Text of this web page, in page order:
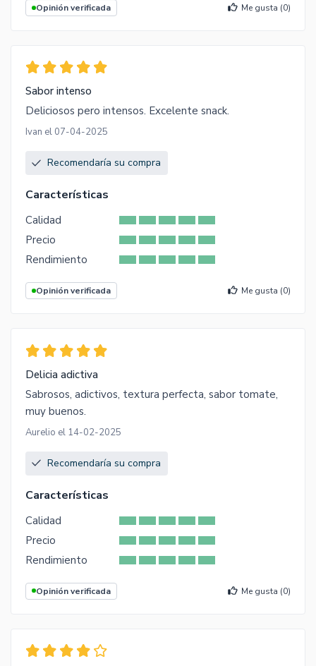
Opinión verificada Me gusta (0)
Sabor intenso
Deliciosos pero intensos. Excelente snack.
Ivan el 07-04-2025
Recomendaría su compra
Características
Calidad
Precio
Rendimiento
Opinión verificada Me gusta (0)
Delicia adictiva
Sabrosos, adictivos, textura perfecta, sabor tomate,
muy buenos.
Aurelio el 14-02-2025
Recomendaría su compra
Características
Calidad
Precio
Rendimiento
Opinión verificada Me gusta (0)